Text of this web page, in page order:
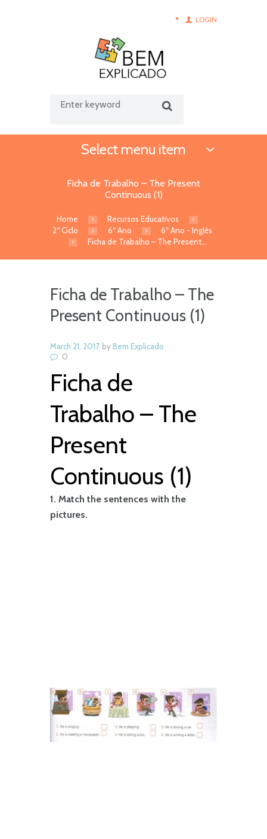
LOGIN
Select menu item
Ficha de Trabalho – The Present
Continuous (1)
Home
Recursos Educativos
2º Ciclo
6º Ano
6º Ano - Inglês
Ficha de Trabalho – The Present...
Ficha de Trabalho – The
Present Continuous (1)
March 21, 2017 byBem Explicado
0
Ficha de
Trabalho – The
Present
Continuous (1)
1. Match the sentences with the
pictures.